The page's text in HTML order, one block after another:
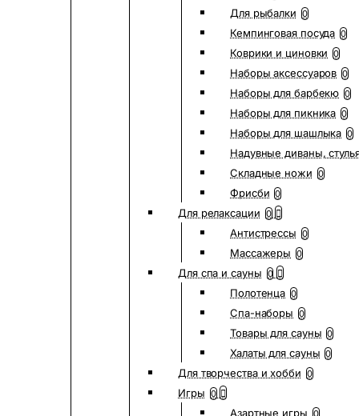
Для рыбалки 0
Кемпинговая посуда 0
Коврики и циновки 0
Наборы аксессуаров 0
Наборы для барбекю 0
Наборы для пикника 0
Наборы для шашлыка 0
Надувные диваны,
Складные ножи 0
Фрисби 0
Для релаксации 0
Антистрессы 0
Массажеры 0
Для спа и сауны 0
Полотенца 0
Спа-наборы 0
Товары для сауны 0
Халаты для сауны 0
Для творчества и хобби 0
Игры 0
Азартные игры 0